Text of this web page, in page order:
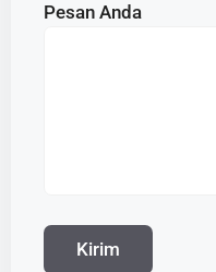
Pesan Anda